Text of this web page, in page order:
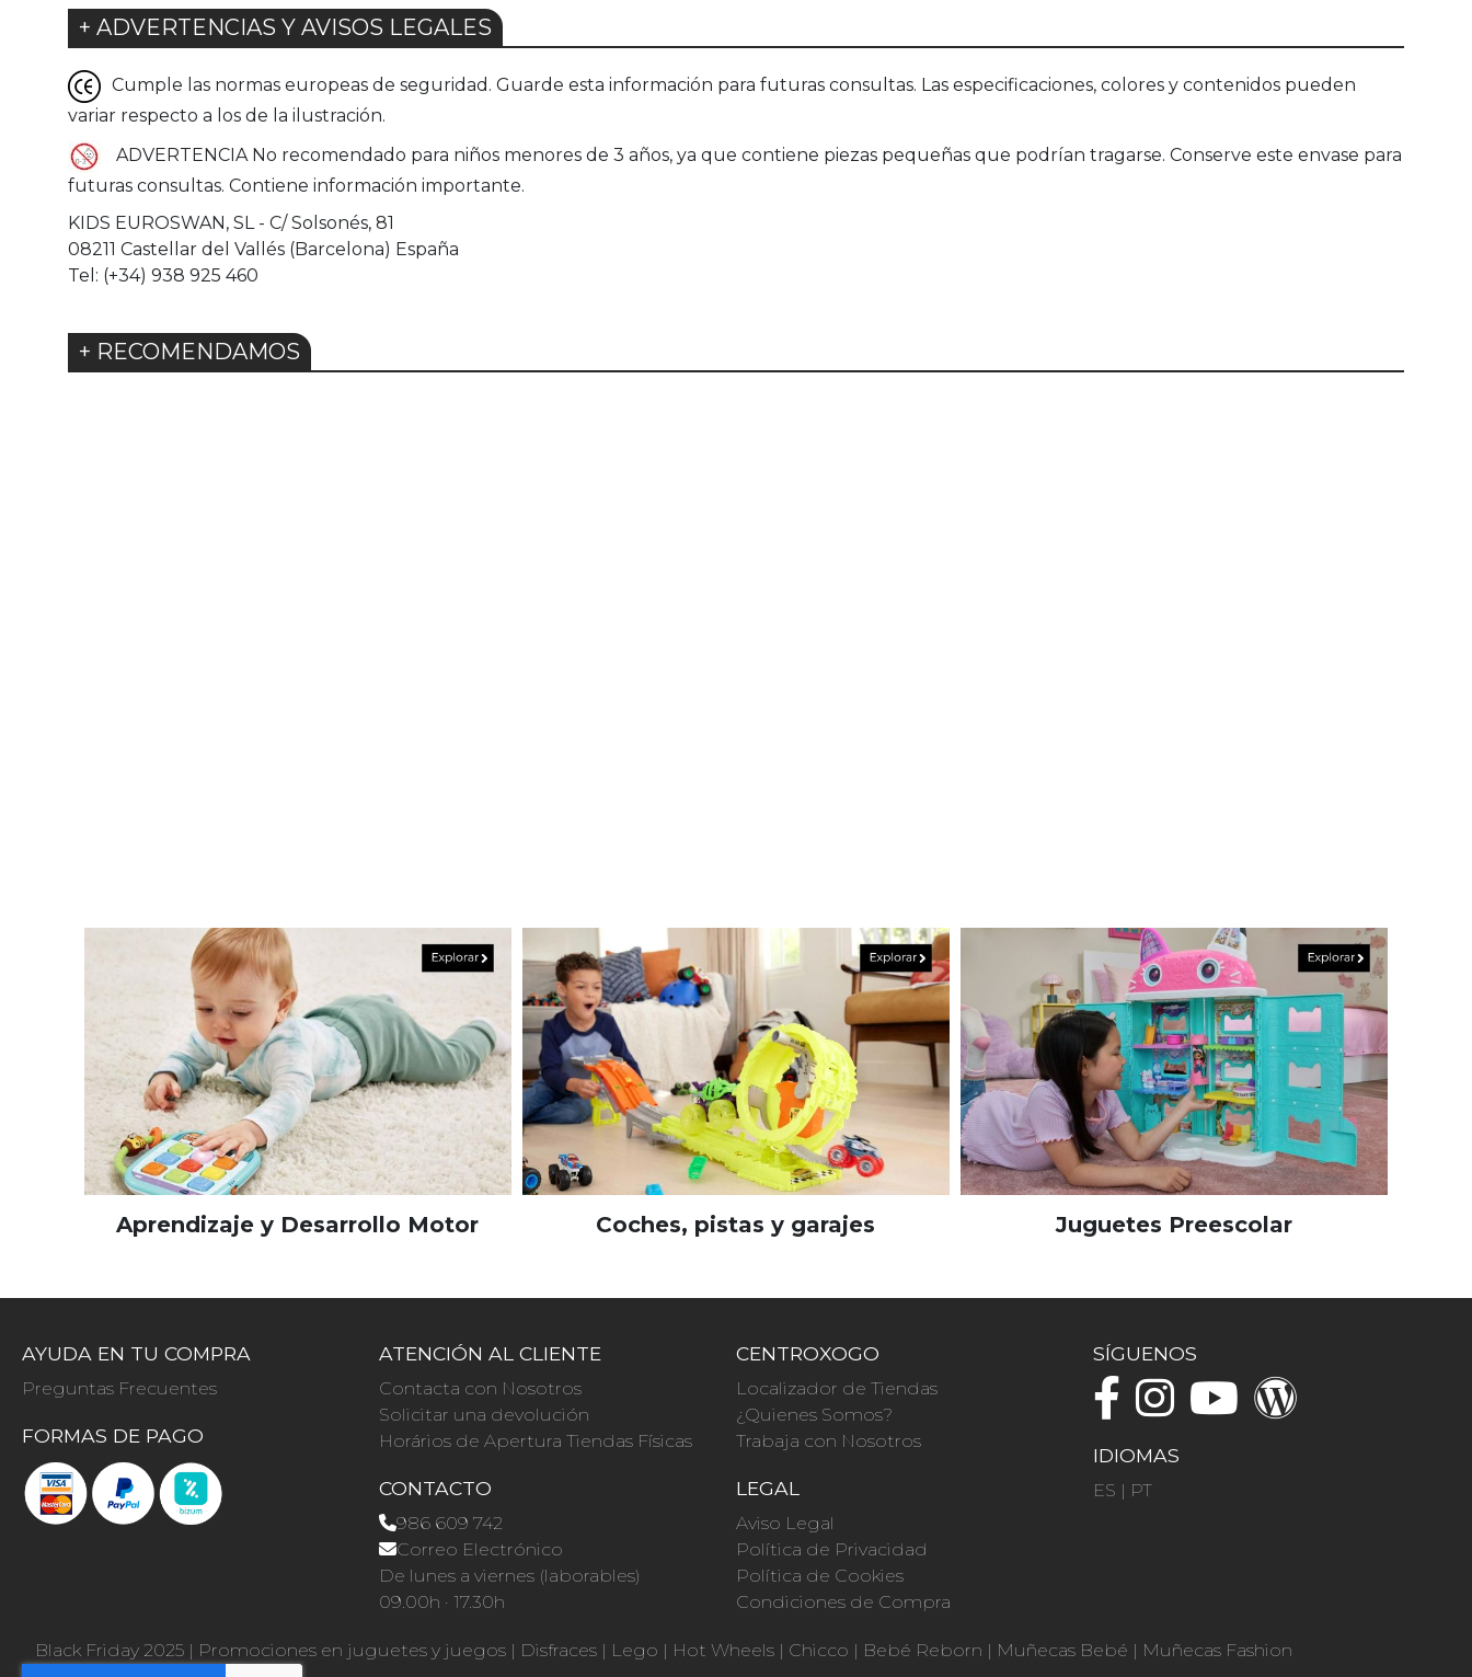
+ ADVERTENCIAS Y AVISOS LEGALES
Cumple las normas europeas de seguridad. Guarde esta información para futuras consultas. Las especificaciones, colores y contenidos pueden
variar respecto a los de la ilustración.
ADVERTENCIA No recomendado para niños menores de 3 años, ya que contiene piezas pequeñas que podrían tragarse. Conserve este envase para
futuras consultas. Contiene información importante.
KIDS EUROSWAN, SL - C/ Solsonés, 81
08211 Castellar del Vallés (Barcelona) España
Tel: (+34) 938 925 460
+ RECOMENDAMOS
Aprendizaje y Desarrollo Motor Coches, pistas y garajes Juguetes Preescolar
AYUDA EN TU COMPRA
Preguntas Frecuentes
FORMAS DE PAGO
ATENCIÓN AL CLIENTE
Contacta con Nosotros
Solicitar una devolución
Horários de Apertura Tiendas Físicas
CONTACTO
986 609 742
Correo Electrónico
De lunes a viernes (laborables)
09.00h · 17.30h
CENTROXOGO
Localizador de Tiendas
¿Quienes Somos?
Trabaja con Nosotros
LEGAL
Aviso Legal
Política de Privacidad
Política de Cookies
Condiciones de Compra
SÍGUENOS
IDIOMAS
ES | PT
Black Friday 2025 | Promociones en juguetes y juegos | Disfraces | Lego | Hot Wheels | Chicco | Bebé Reborn | Muñecas Bebé | Muñecas Fashion